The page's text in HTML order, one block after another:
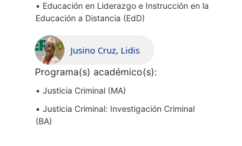
• Educación en Liderazgo e Instrucción en la
Educación a Distancia (EdD)
Jusino Cruz, Lidis
Programa(s) académico(s):
• Justicia Criminal (MA)
• Justicia Criminal: Investigación Criminal
(BA)